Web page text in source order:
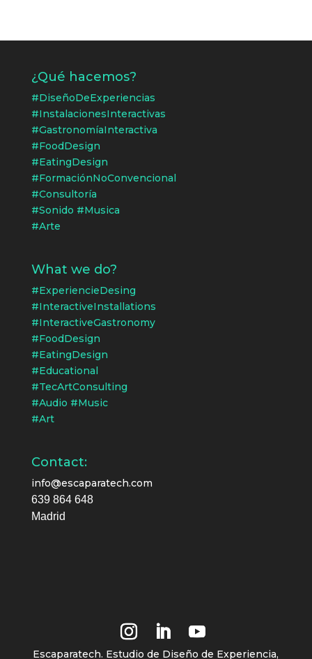
¿Qué hacemos?
#DiseñoDeExperiencias
#InstalacionesInteractivas
#GastronomíaInteractiva
#FoodDesign
#EatingDesign
#FormaciónNoConvencional
#Consultoría
#Sonido #Musica
#Arte
What we do?
#ExperiencieDesing
#InteractiveInstallations
#InteractiveGastronomy
#FoodDesign
#EatingDesign
#Educational
#TecArtConsulting
#Audio #Music
#Art
Contact:
info@escaparatech.com
639 864 648
Madrid
Escaparatech. Estudio de Diseño de Experiencia,